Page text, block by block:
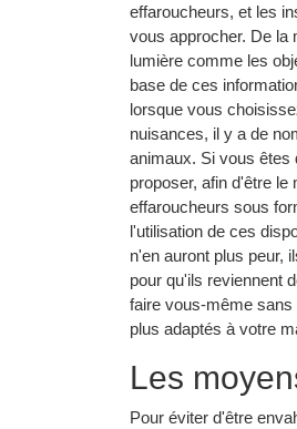
effaroucheurs, et les
vous approcher. De la
lumière comme les
base de ces
lorsque vous
nuisances, il y a de
animaux. Si vous êtes
proposer, afin d'être
effaroucheurs sous
l'utilisation de ces
n'en auront plus peur,
pour qu'ils reviennent
faire vous-même sans
plus adaptés à votre
Les
Pour éviter d'être